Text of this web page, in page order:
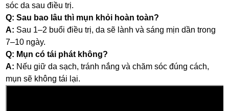
sóc da sau điều trị.
Q: Sau bao lâu thì mụn khỏi hoàn toàn?
A: Sau 1–2 buổi điều trị, da sẽ lành và sáng mịn dần trong
7–10 ngày.
Q: Mụn có tái phát không?
A: Nếu giữ da sạch, tránh nắng và chăm sóc đúng cách,
mụn sẽ không tái lại.